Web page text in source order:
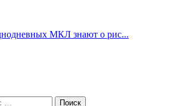
МКЛ знают о рис...